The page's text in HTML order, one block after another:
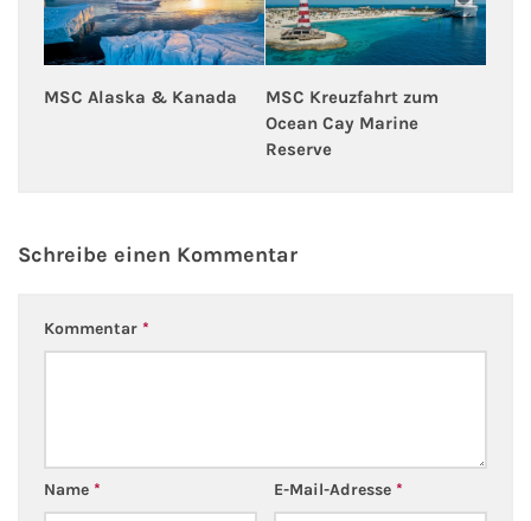
MSC Alaska & Kanada
MSC Kreuzfahrt zum
Ocean Cay Marine
Reserve
Schreibe einen Kommentar
Kommentar *
Name * E-Mail-Adresse *